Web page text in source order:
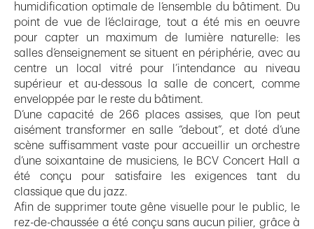
humidification optimale de l’ensemble du bâtiment. Du
point de vue de l’éclairage, tout a été mis en oeuvre
pour capter un maximum de lumière naturelle: les
salles d’enseignement se situent en périphérie, avec au
centre un local vitré pour l’intendance au niveau
supérieur et au-dessous la salle de concert, comme
enveloppée par le reste du bâtiment.
D’une capacité de 266 places assises, que l’on peut
aisément transformer en salle “debout”, et doté d’une
scène suffisamment vaste pour accueillir un orchestre
d’une soixantaine de musiciens, le BCV Concert Hall a
été conçu pour satisfaire les exigences tant du
classique que du jazz.
Afin de supprimer toute gêne visuelle pour le public, le
rez-de-chaussée a été conçu sans aucun pilier, grâce à